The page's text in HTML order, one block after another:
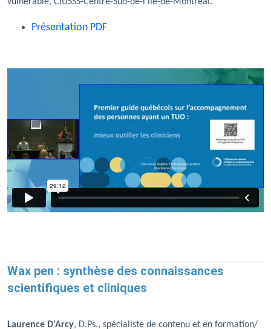
Présentation PDF
Wax pen : synthèse des connaissances
scientifiques et cliniques
Laurence D'Arcy, D.Ps., spécialiste de contenu et en formation/